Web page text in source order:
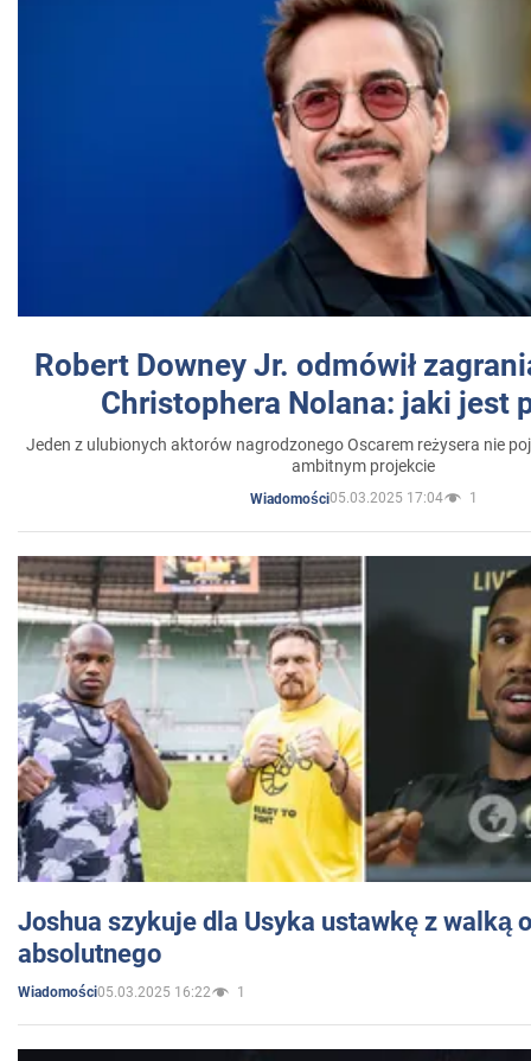
Robert Downey Jr. odmówił
Christophera Nolana: jaki jest
Jeden z ulubionych aktorów nagrodzonego Oscarem reżysera nie
ambitnym projekcie
Wiadomości05.03.2025 17:04 1
Joshua szykuje dla Usyka ustawkę z walką
absolutnego
Wiadomości05.03.2025 16:22 1